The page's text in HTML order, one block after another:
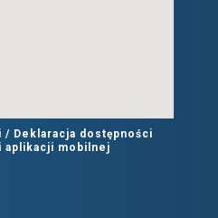
/ Deklaracja dostępności
aplikacji mobilnej